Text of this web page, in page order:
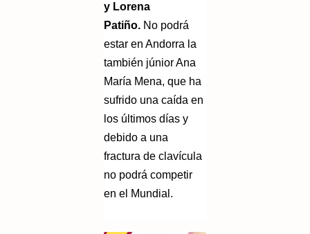
y Lorena
Patiño. No podrá
estar en Andorra la
también júnior Ana
María Mena, que ha
sufrido una caída en
los últimos días y
debido a una
fractura de clavícula
no podrá competir
en el Mundial.